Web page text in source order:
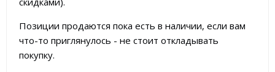
Позиции продаются пока есть в наличии, если вам
что-то приглянулось - не стоит откладывать
покупку.